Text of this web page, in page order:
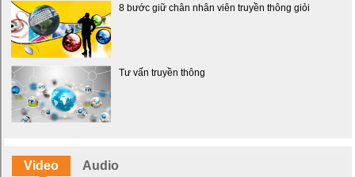
8 bước giữ chân nhân viên truyền thông giỏi
Tư vấn truyền thông
Video Audio